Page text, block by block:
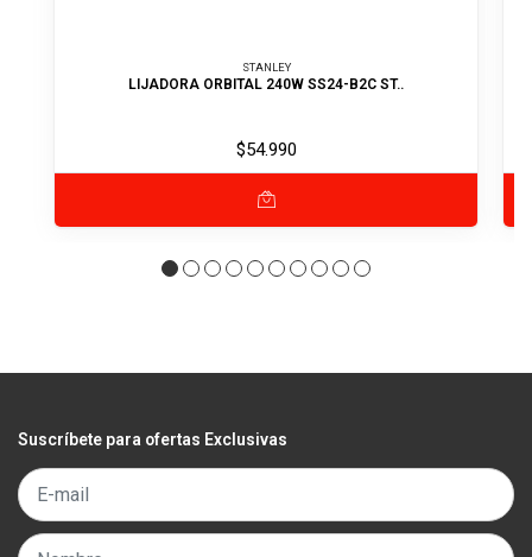
STANLEY
LIJADORA ORBITAL 240W SS24-B2C ST..
$54.990
Suscríbete para ofertas Exclusivas